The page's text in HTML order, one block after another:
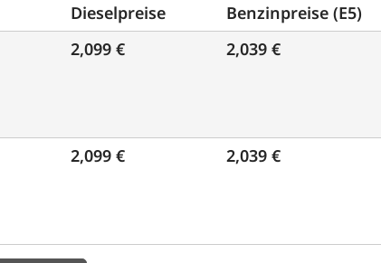
Dieselpreise Benzinpreise (E5)
2,099 € 2,039 €
2,099 € 2,039 €